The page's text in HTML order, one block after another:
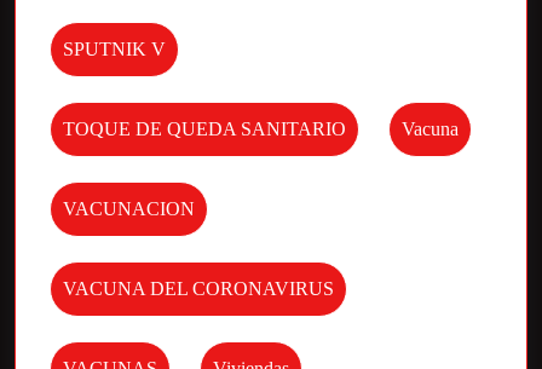
SPUTNIK V
TOQUE DE QUEDA SANITARIO Vacuna
VACUNACION
VACUNA DEL CORONAVIRUS